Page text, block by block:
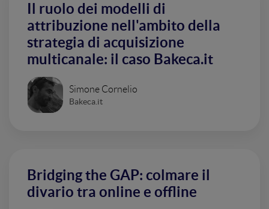
Il ruolo dei modelli di
attribuzione nell'ambito della
strategia di acquisizione
multicanale: il caso Bakeca.it
Simone Cornelio
Bakeca.it
Bridging the GAP: colmare il
divario tra online e offline